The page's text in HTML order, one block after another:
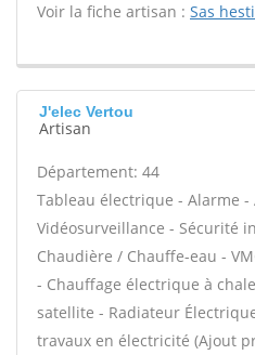
Voir la fiche artisan : Sas
J'elec Vertou
Artisan
Département: 44
Tableau électrique - Alarme
Vidéosurveillance - Sécurité
Chaudière / Chauffe-eau -
- Chauffage électrique à
satellite - Radiateur
travaux en électricité (Ajout